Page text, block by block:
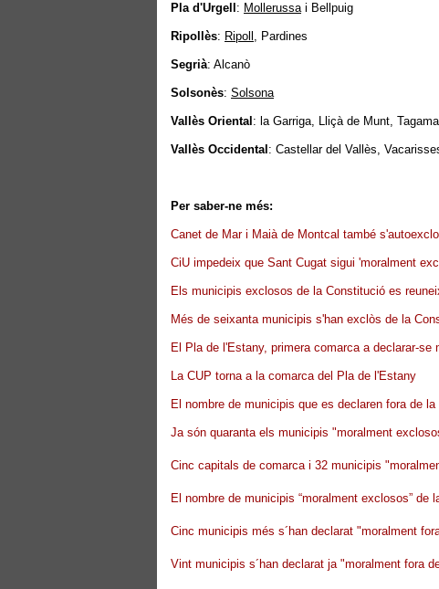
Pla d'Urgell : Mollerussai Bellpuig
Ripollès: Ripoll , Pardines
Segrià: Alcanò
Solsonès: Solsona
Vallès Oriental : la Garriga, Lliçà de Munt,
Vallès Occidental : Castellar del Vallès,
Per saber-ne més:
Canet de Mar i Maià de Montcal també
CiU impedeix que Sant Cugat sigui 'moralment
Els municipis exclosos de la Constitució es
Més de seixanta municipis s'han exclòs de la
El Pla de l'Estany, primera comarca a declarar-
La CUP torna a la comarca del Pla de l'Estany
El nombre de municipis que es declaren fora de
Ja són quaranta els municipis "moralment
Cinc capitals de comarca i 32 municipis
El nombre de municipis “moralment exclosos” de
Cinc municipis més s´han declarat "moralment
Vint municipis s´han declarat ja "moralment fora